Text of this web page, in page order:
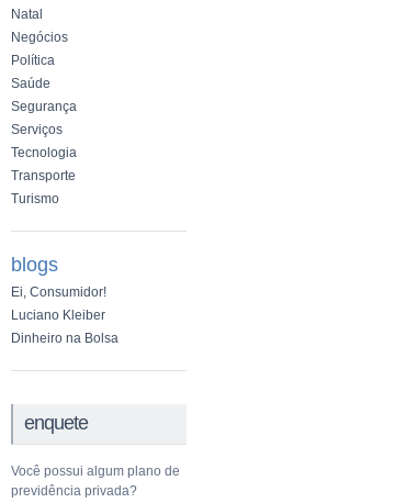
Natal
Negócios
Política
Saúde
Segurança
Serviços
Tecnologia
Transporte
Turismo
blogs
Ei, Consumidor!
Luciano Kleiber
Dinheiro na Bolsa
enquete
Você possui algum plano de
previdência privada?